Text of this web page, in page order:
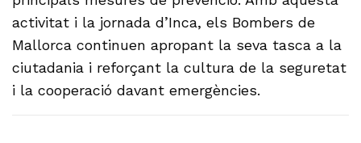
activitat i la jornada d’Inca, els Bombers de
Mallorca continuen apropant la seva tasca a la
ciutadania i reforçant la cultura de la seguretat
i la cooperació davant emergències.